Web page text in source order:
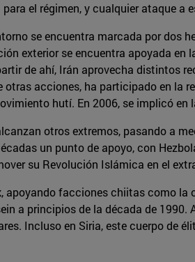
el régimen, y cualquier ataque
se encuentra marcada por
exterior se encuentra apoyada
de ahí, Irán aprovecha distintos
otras acciones, ha participado en la
hutí. En 2006, se implicó en
otros extremos, pasando a
un punto de apoyo, con
su Revolución Islámica en el
facciones chiitas como
a principios de la década de
Incluso en Siria, este cuerpo de